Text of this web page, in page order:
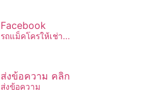
Facebook
รถแม็คโครให้เช่า...
ส่งข้อความ คลิก
ส่งข้อความ